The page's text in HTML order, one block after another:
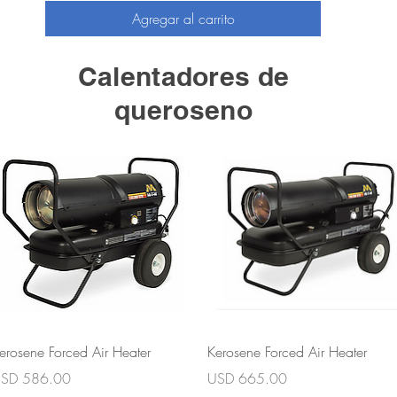
Agregar al carrito
Calentadores de
queroseno
Vista rápida
Forced Air Heater
586.00
Vista rápida
Kerosene Forced Air Heater
Precio
USD 665.00